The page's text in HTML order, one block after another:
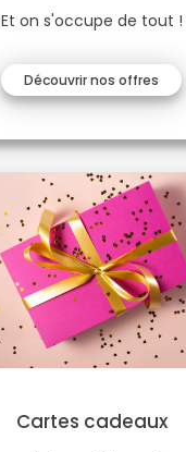
Et on s'occupe de tout !
Découvrir nos offres
Cartes cadeaux